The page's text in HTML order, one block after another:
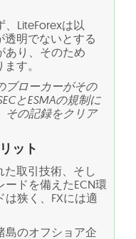
LiteForexは以
透明でないとする
あり、そのため
す。
ブローカーがその
とESMAの規制に
その記録をクリア
ット
た取引技術、そし
ドを備えたECN環
狭く、FXには適
島のオフショア企